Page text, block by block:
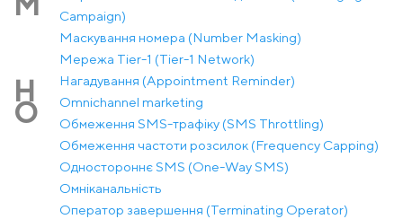
Campaign)
Маскування номера (Number Masking)
Мережа Tier-1 (Tier-1 Network)
Н Нагадування (Appointment Reminder)
О
Оmnichannel marketing
Обмеження SMS-трафіку (SMS Throttling)
Обмеження частоти розсилок (Frequency Capping)
Одностороннє SMS (One-Way SMS)
Омніканальність
Оператор завершення (Terminating Operator)